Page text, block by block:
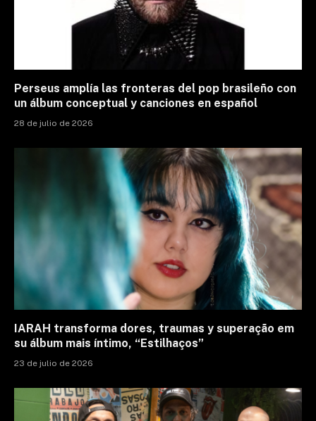
Perseus amplía las fronteras del pop brasileño con
un álbum conceptual y canciones en español
28 de julio de 2026
IARAH transforma dores, traumas y superação em
su álbum mais íntimo, “Estilhaços”
23 de julio de 2026